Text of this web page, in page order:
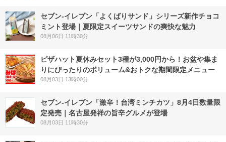
セブン‐イレブン「よくばりサンド」シリーズ新作チョコ
ミント登場｜夏限定スイーツサンドの爽快な魅力
08月06日 11時30分
ピザハット夏休みセット3種が3,000円から！お盆や集ま
りにぴったりのボリューム&おトクな期間限定メニュー
08月03日 13時00分
セブン-イレブン「激辛！台湾ミンチカツ」8月4日数量限
定発売｜名古屋発祥の旨辛グルメが登場
08月03日 11時30分